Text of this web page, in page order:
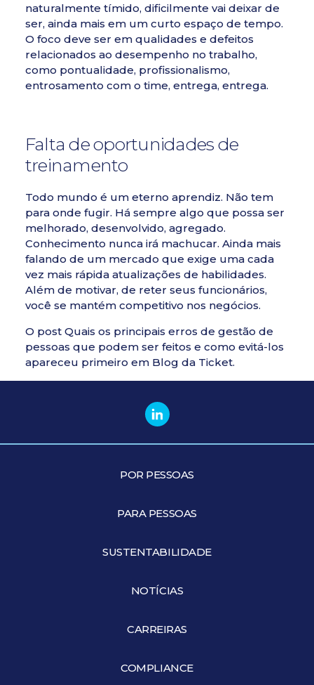
naturalmente tímido, dificilmente vai deixar de
ser, ainda mais em um curto espaço de tempo.
O foco deve ser em qualidades e defeitos
relacionados ao desempenho no trabalho,
como pontualidade, profissionalismo,
entrosamento com o time, entrega, entrega.
Falta de oportunidades de
treinamento
Todo mundo é um eterno aprendiz. Não tem
para onde fugir. Há sempre algo que possa ser
melhorado, desenvolvido, agregado.
Conhecimento nunca irá machucar. Ainda mais
falando de um mercado que exige uma cada
vez mais rápida atualizações de habilidades.
Além de motivar, de reter seus funcionários,
você se mantém competitivo nos negócios.
O post Quais os principais erros de gestão de
pessoas que podem ser feitos e como evitá-los
apareceu primeiro em Blog da Ticket.
POR PESSOAS
PARA PESSOAS
SUSTENTABILIDADE
NOTÍCIAS
CARREIRAS
COMPLIANCE